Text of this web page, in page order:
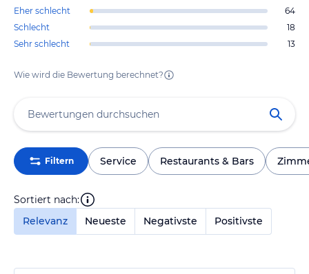
Eher schlecht
64
Schlecht
18
Sehr schlecht
13
Wie wird die Bewertung berechnet?
Filtern Service Restaurants & Bars
Sortiert nach:
Relevanz
Neueste Negativste Positivste